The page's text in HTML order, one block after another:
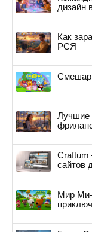
дизайн
Как
РСЯ
Лучшие
Craftum
сайтов
Мир